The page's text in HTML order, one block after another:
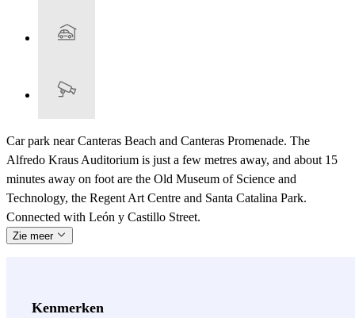
Car park near Canteras Beach and Canteras Promenade. The
Alfredo Kraus Auditorium is just a few metres away, and about 15
minutes away on foot are the Old Museum of Science and
Technology, the Regent Art Centre and Santa Catalina Park.
Connected with León y Castillo Street.
Zie meer
Kenmerken